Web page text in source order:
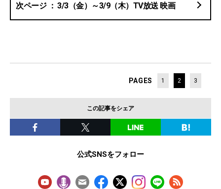
3/3（金）～3/9（木）TV放送 映画
PAGES 1 2 3
この記事をシェア
公式SNSをフォロー